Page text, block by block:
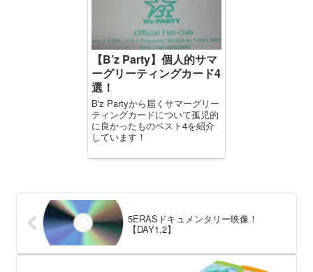
【B’z Party】個人的サマ
ーグリーティングカード4
選！
B'z Partyから届くサマーグリー
ティングカードについて孤児的
に良かったものベスト4を紹介
しています！
5ERASドキュメンタリー映像！
【DAY1,2】